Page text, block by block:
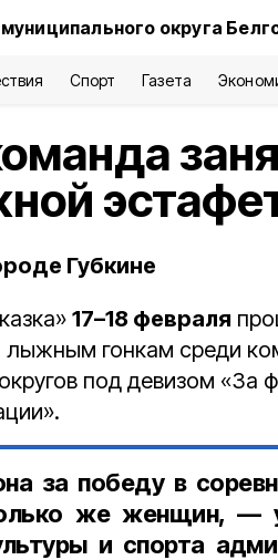
округа
Спорт Газета
Губкине
17–18 февраля
лыжным гонкам среди
под девизом «За
за победу в
же женщин, —
и спорта